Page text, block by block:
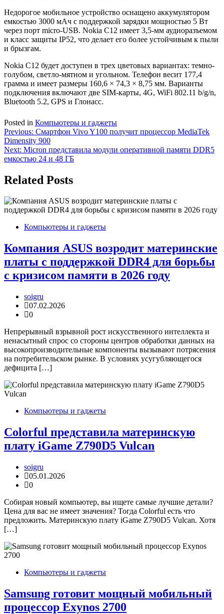
Недорогое мобильное устройство оснащено аккумулятором
емкостью 3000 мАч с поддержкой зарядки мощностью 5 Вт
через порт micro-USB. Nokia C12 имеет 3,5-мм аудиоразъемом
и класс защиты IP52, что делает его более устойчивым к пыли
и брызгам.
Nokia C12 будет доступен в трех цветовых вариантах: темно-
голубом, светло-мятном и угольном. Телефон весит 177,4
грамма и имеет размеры 160,6 × 74,3 × 8,75 мм. Варианты
подключения включают две SIM-карты, 4G, WiFi 802.11 b/g/n,
Bluetooth 5.2, GPS и Глонасс.
Posted in Компьютеры и гаджеты
Навигация
по
записям
Previous: Смартфон Vivo Y100 получит процессор MediaTek
Dimensity 900
Next: Micron представила модули оперативной памяти DDR5
емкостью 24 и 48 ГБ
Related Posts
Компьютеры и гаджеты
Компания ASUS возродит материнские
платы с поддержкой DDR4 для борьбы
с кризисом памяти в 2026 году
soigru
07.02.2026
0
Непрерывный взрывной рост искусственного интеллекта и
ненасытный спрос со стороны центров обработки данных на
высокопроизводительные компоненты вызывают потрясения
на потребительском рынке. В условиях усугубляющегося
дефицита […]
Компьютеры и гаджеты
Colorful представила материнскую
плату iGame Z790D5 Vulcan
soigru
05.01.2026
0
Собирая новый компьютер, вы ищете самые лучшие детали?
Цена для вас не имеет значения? Тогда Colorful есть что
предложить. Материнскую плату iGame Z790D5 Vulcan. Хотя
[…]
Компьютеры и гаджеты
Samsung готовит мощный мобильный
процессор Exynos 2700